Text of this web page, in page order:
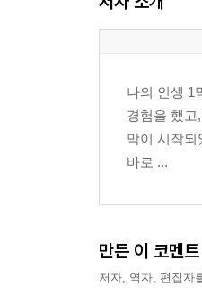
나의 인생 1
경험을 했
막이 시작되
바로 ...
만든 이 코멘트
저자, 역자, 편집자